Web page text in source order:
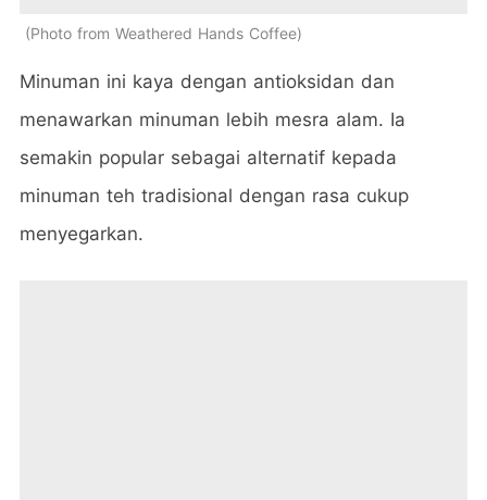
Photo from Weathered Hands Coffee
Minuman ini kaya dengan antioksidan dan
menawarkan minuman lebih mesra alam. Ia
semakin popular sebagai alternatif kepada
minuman teh tradisional dengan rasa cukup
menyegarkan.